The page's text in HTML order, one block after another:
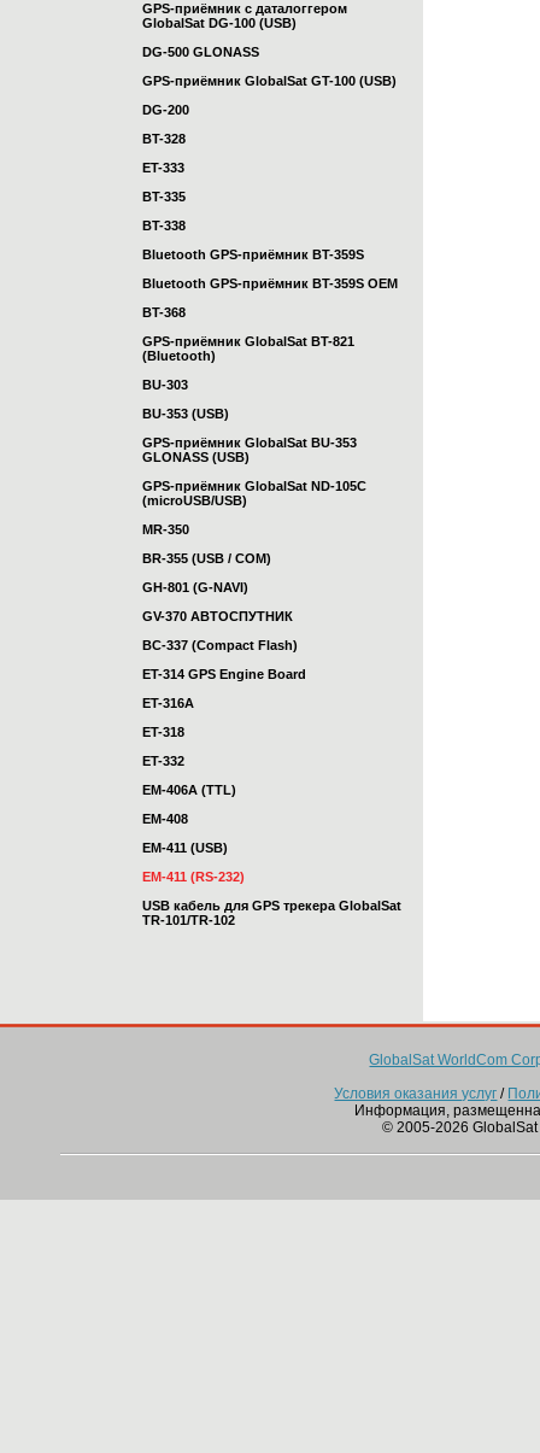
GPS-приёмник с даталоггером
GlobalSat DG-100 (USB)
DG-500 GLONASS
GPS-приёмник GlobalSat GT-100 (USB)
DG-200
BT-328
ET-333
BT-335
BT-338
Bluetooth GPS-приёмник BT-359S
Bluetooth GPS-приёмник BT-359S OEM
BT-368
GPS-приёмник GlobalSat BT-821
(Bluetooth)
BU-303
BU-353 (USB)
GPS-приёмник GlobalSat BU-353
GLONASS (USB)
GPS-приёмник GlobalSat ND-105C
(microUSB/USB)
MR-350
BR-355 (USB / COM)
GH-801 (G-NAVI)
GV-370 АВТОСПУТНИК
BC-337 (Compact Flash)
ET-314 GPS Engine Board
ET-316A
ET-318
ET-332
EM-406A (TTL)
EM-408
EM-411 (USB)
EM-411 (RS-232)
USB кабель для GPS трекера GlobalSat
TR-101/TR-102
GlobalSat WorldCom
Условия оказания услуг /
Информация,
© 2005-2026